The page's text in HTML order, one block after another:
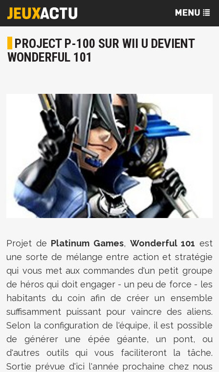
PROJECT P-100 SUR WII U DEVIENT
WONDERFUL 101
Projet de Platinum Games, Wonderful 101 est
une sorte de mélange entre action et stratégie
qui vous met aux commandes d'un petit groupe
de héros qui doit engager - un peu de force - les
habitants du coin afin de créer un ensemble
suffisamment puissant pour vaincre des aliens.
Selon la configuration de l'équipe, il est possible
de générer une épée géante, un pont, ou
d'autres outils qui vous faciliteront la tâche.
Sortie prévue d'ici l'année prochaine chez nous